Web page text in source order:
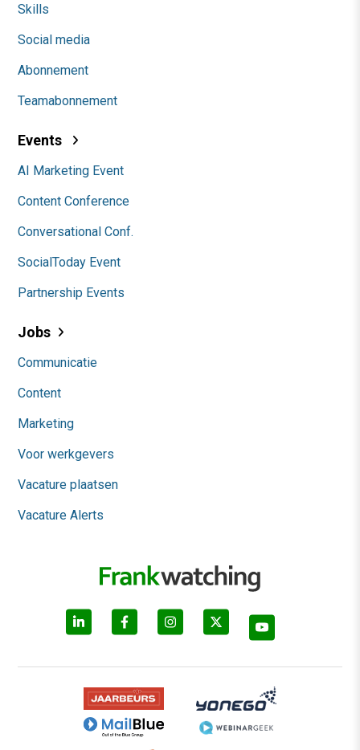
Skills
Social media
Abonnement
Teamabonnement
Events
AI Marketing Event
Content Conference
Conversational Conf.
SocialToday Event
Partnership Events
Jobs
Communicatie
Content
Marketing
Voor werkgevers
Vacature plaatsen
Vacature Alerts